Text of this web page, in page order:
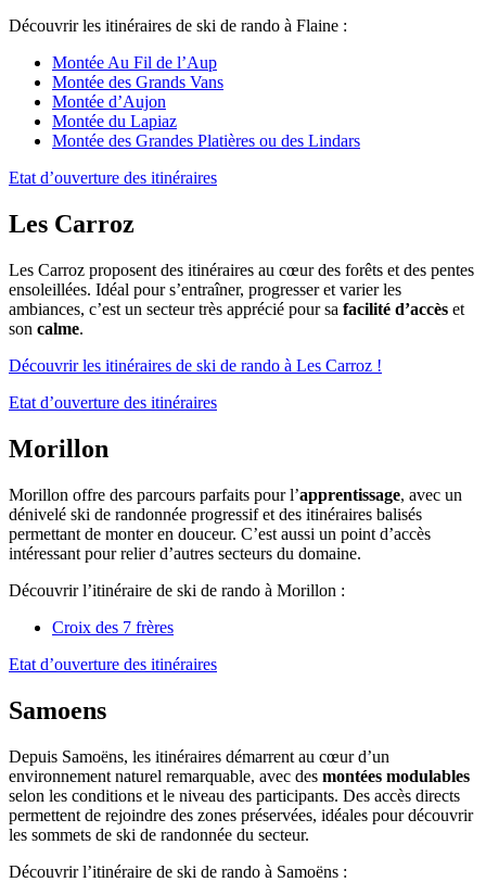
Découvrir les itinéraires de ski de rando à Flaine :
Montée Au Fil de l’Aup
Montée des Grands Vans
Montée d’Aujon
Montée du Lapiaz
Montée des Grandes Platières ou des Lindars
Etat d’ouverture des itinéraires
Les Carroz
Les Carroz proposent des itinéraires au cœur des forêts et des pentes
ensoleillées. Idéal pour s’entraîner, progresser et varier les
ambiances, c’est un secteur très apprécié pour sa facilité d’accès et
son calme.
Découvrir les itinéraires de ski de rando à Les Carroz !
Etat d’ouverture des itinéraires
Morillon
Morillon offre des parcours parfaits pour l’apprentissage, avec un
dénivelé ski de randonnée progressif et des itinéraires balisés
permettant de monter en douceur. C’est aussi un point d’accès
intéressant pour relier d’autres secteurs du domaine.
Découvrir l’itinéraire de ski de rando à Morillon :
Croix des 7 frères
Etat d’ouverture des itinéraires
Samoens
Depuis Samoëns, les itinéraires démarrent au cœur d’un
environnement naturel remarquable, avec des montées modulables
selon les conditions et le niveau des participants. Des accès directs
permettent de rejoindre des zones préservées, idéales pour découvrir
les sommets de ski de randonnée du secteur.
Découvrir l’itinéraire de ski de rando à Samoëns :